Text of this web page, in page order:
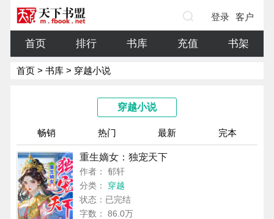
登录 客户
端
首页 排行 书库 充值 书架
首页 > 书库 > 穿越小说
穿越小说
畅销 热门 最新 完本
重生嫡女：独宠天下
作者： 郁轩
分类： 穿越
状态：已完结
字数： 86.0万